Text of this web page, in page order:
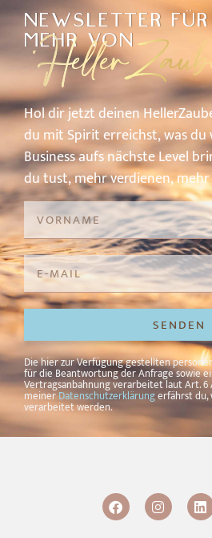
NEWSLETTER FÜR
MEHR VON
Holdirjetztdeinen
du mit Spiriterreichst,wasdu
BusinessaufsnächsteLevel
dutust,mehrverdienen,mehr
SENDEN
Alternative:
Die hier zur Verfügung gestellten
für die Beantwortung der Anfrage sowie
Vertragsanbahnung verarbeitet laut Art. 6
meinerDatenschutzerklärungerfährst du,
verarbeitet werden.